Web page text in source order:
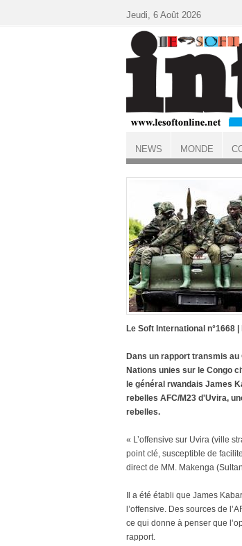
ACCUEIL
Le Soft International n°1668
Dans un rapport transmis
Nations unies sur le Congo
le général rwandais James
rebelles AFC/M23 d'Uvira,
rebelles.
« L’offensive sur Uvira (ville
point clé, susceptible de
direct de MM. Makenga
Il a été établi que James
l’offensive. Des sources de
ce qui donne à penser que
rapport.
Jeudi, 6 Août 2026
NEWS MONDE